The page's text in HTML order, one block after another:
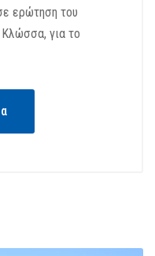
ερώτηση του
για το